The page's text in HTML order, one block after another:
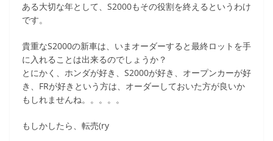
ある大切な年として、S2000もその役割を終えるというわけ
です。
貴重なS2000の新車は、いまオーダーすると最終ロットを手
に入れることは出来るのでしょうか？
とにかく、ホンダが好き、S2000が好き、オープンカーが好
き、FRが好きという方は、オーダーしておいた方が良いか
もしれませんね。。。。。
もしかしたら、転売(ry